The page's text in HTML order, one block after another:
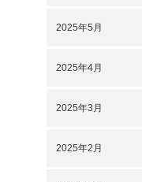
2025年5月
2025年4月
2025年3月
2025年2月